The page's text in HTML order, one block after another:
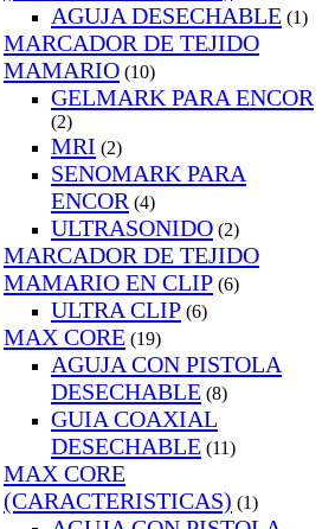
AGUJA DESECHABLE (1)
MARCADOR DE TEJIDO
MAMARIO (10)
GELMARK PARA ENCOR
(2)
MRI (2)
SENOMARK PARA
ENCOR (4)
ULTRASONIDO (2)
MARCADOR DE TEJIDO
MAMARIO EN CLIP (6)
ULTRA CLIP (6)
MAX CORE (19)
AGUJA CON PISTOLA
DESECHABLE (8)
GUIA COAXIAL
DESECHABLE (11)
MAX CORE
(CARACTERISTICAS) (1)